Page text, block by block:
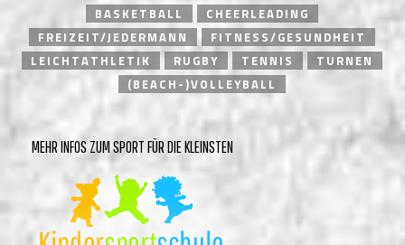
BASKETBALL
CHEERLEADING
FREIZEIT/JEDERMANN
FITNESS/GESUNDHEIT
LEICHTATHLETIK
RUGBY TENNIS
TURNEN
(BEACH-)VOLLEYBALL
MEHR INFOS ZUM SPORT FÜR DIE KLEINSTEN